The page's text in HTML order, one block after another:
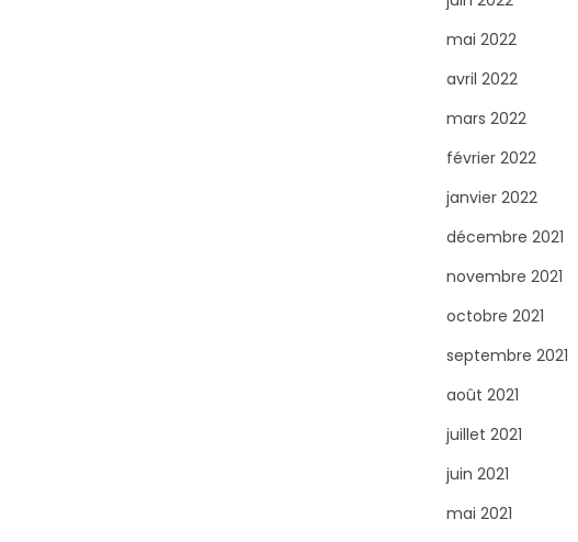
mai 2022
avril 2022
mars 2022
février 2022
janvier 2022
décembre 2021
novembre 2021
octobre 2021
septembre 2021
août 2021
juillet 2021
juin 2021
mai 2021